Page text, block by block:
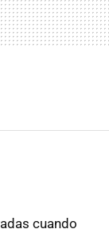
cuando